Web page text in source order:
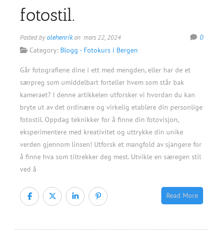
fotostil.
Posted byolehenrikon mars 22, 2024
0
Category: Blogg - Fotokurs i Bergen
Går fotografiene dine i ett med mengden, eller har de et
særpreg som umiddelbart forteller hvem som står bak
kameraet? I denne artikkelen utforsker vi hvordan du kan
bryte ut av det ordinære og virkelig etablere din personlige
fotostil. Oppdag teknikker for å finne din fotovisjon,
eksperimentere med kreativitet og uttrykke din unike
verden gjennom linsen! Utforsk et mangfold av sjangere for
å finne hva som tiltrekker deg mest. Utvikle en særegen stil
ved å
Read More